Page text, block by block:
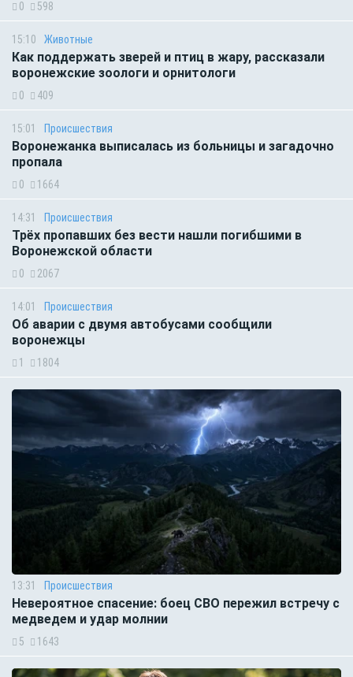
0 598
15:10 Животные
Как поддержать зверей и птиц в жару, рассказали
воронежские зоологи и орнитологи
0 409
15:01 Происшествия
Воронежанка выписалась из больницы и загадочно
пропала
0 1664
14:31 Происшествия
Трёх пропавших без вести нашли погибшими в
Воронежской области
0 2067
14:01 Происшествия
Об аварии с двумя автобусами сообщили
воронежцы
1 1804
13:31 Происшествия
Невероятное спасение: боец СВО пережил встречу с
медведем и удар молнии
5 1643